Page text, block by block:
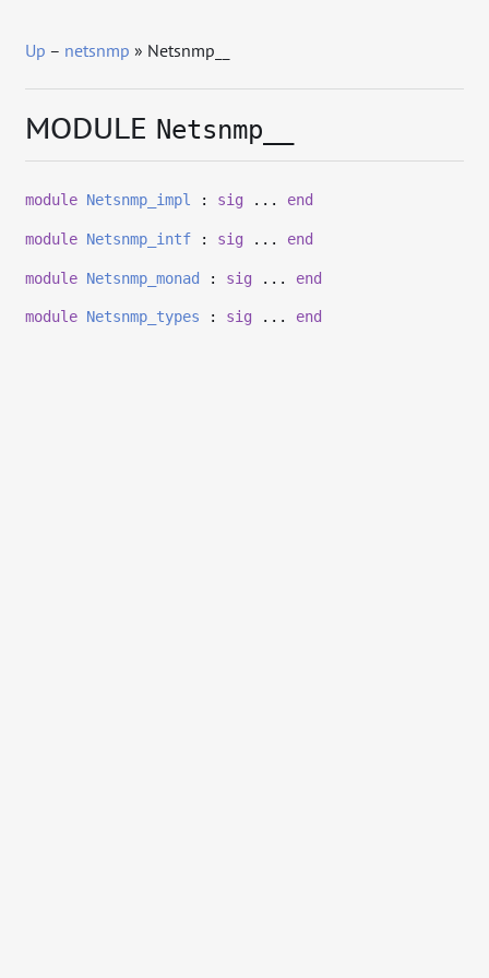
Up – netsnmp » Netsnmp__
MODULE Netsnmp__
module Netsnmp_impl : sig ... end
module Netsnmp_intf : sig ... end
module Netsnmp_monad : sig ... end
module Netsnmp_types : sig ... end